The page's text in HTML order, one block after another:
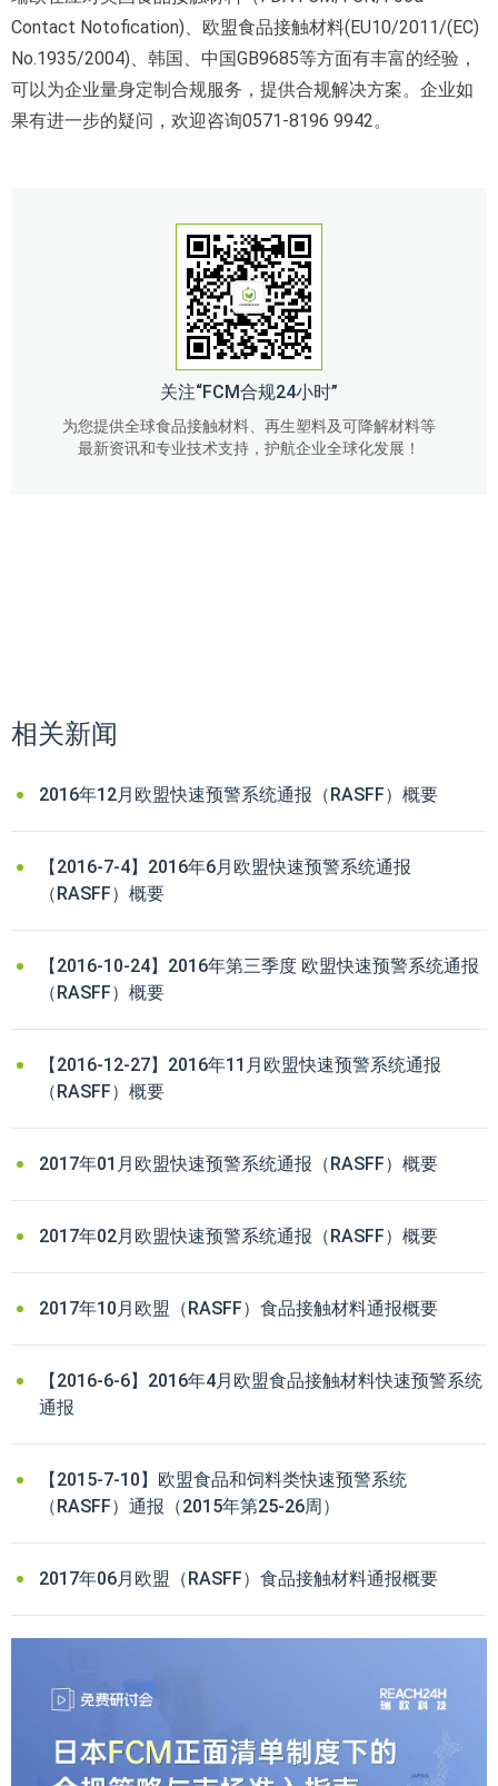
Contact Notofication)、欧盟食品接触材料(EU10/2011/(EC)
No.1935/2004)、韩国、中国GB9685等方面有丰富的经验，
可以为企业量身定制合规服务，提供合规解决方案。企业如
果有进一步的疑问，欢迎咨询0571-8196 9942。
关注“FCM合规24小时”
为您提供全球食品接触材料、再生塑料及可降解材料等
最新资讯和专业技术支持，护航企业全球化发展！
相关新闻
2016年12月欧盟快速预警系统通报（RASFF）概要
【2016-7-4】2016年6月欧盟快速预警系统通报
（RASFF）概要
【2016-10-24】2016年第三季度 欧盟快速预警系统通报
（RASFF）概要
【2016-12-27】2016年11月欧盟快速预警系统通报
（RASFF）概要
2017年01月欧盟快速预警系统通报（RASFF）概要
2017年02月欧盟快速预警系统通报（RASFF）概要
2017年10月欧盟（RASFF）食品接触材料通报概要
【2016-6-6】2016年4月欧盟食品接触材料快速预警系统
通报
【2015-7-10】欧盟食品和饲料类快速预警系统
（RASFF）通报（2015年第25-26周）
2017年06月欧盟（RASFF）食品接触材料通报概要